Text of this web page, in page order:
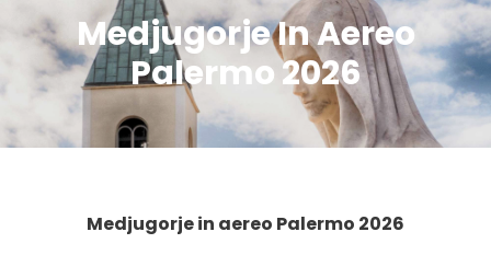
Medjugorje In Aereo
Palermo 2026
Medjugorje in aereo Palermo 2026